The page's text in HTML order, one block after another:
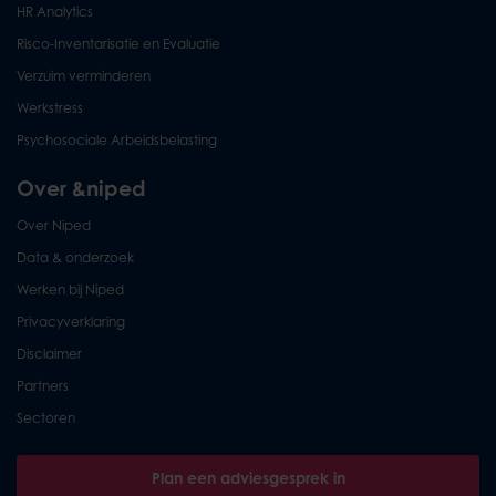
HR Analytics
Risco-Inventarisatie en Evaluatie
Verzuim verminderen
Werkstress
Psychosociale Arbeidsbelasting
Over &niped
Over Niped
Data & onderzoek
Werken bij Niped
Privacyverklaring
Disclaimer
Partners
Sectoren
Plan een adviesgesprek in